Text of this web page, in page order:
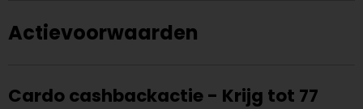
Actievoorwaarden
Cardo cashbackactie - Krijg tot 77